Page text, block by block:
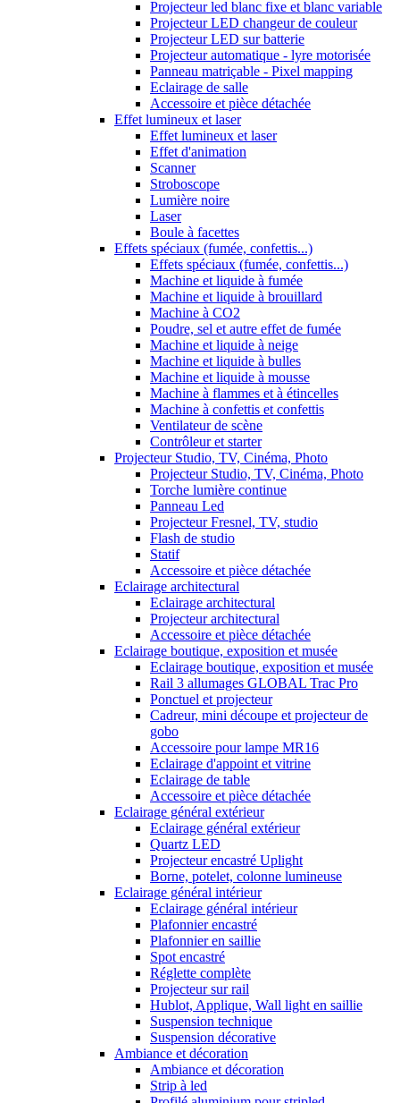
Projecteur led blanc fixe et blanc variable
Projecteur LED changeur de couleur
Projecteur LED sur batterie
Projecteur automatique - lyre motorisée
Panneau matriçable - Pixel mapping
Eclairage de salle
Accessoire et pièce détachée
Effet lumineux et laser
Effet lumineux et laser
Effet d'animation
Scanner
Stroboscope
Lumière noire
Laser
Boule à facettes
Effets spéciaux (fumée, confettis...)
Effets spéciaux (fumée, confettis...)
Machine et liquide à fumée
Machine et liquide à brouillard
Machine à CO2
Poudre, sel et autre effet de fumée
Machine et liquide à neige
Machine et liquide à bulles
Machine et liquide à mousse
Machine à flammes et à étincelles
Machine à confettis et confettis
Ventilateur de scène
Contrôleur et starter
Projecteur Studio, TV, Cinéma, Photo
Projecteur Studio, TV, Cinéma, Photo
Torche lumière continue
Panneau Led
Projecteur Fresnel, TV, studio
Flash de studio
Statif
Accessoire et pièce détachée
Eclairage architectural
Eclairage architectural
Projecteur architectural
Accessoire et pièce détachée
Eclairage boutique, exposition et musée
Eclairage boutique, exposition et musée
Rail 3 allumages GLOBAL Trac Pro
Ponctuel et projecteur
Cadreur, mini découpe et projecteur de
gobo
Accessoire pour lampe MR16
Eclairage d'appoint et vitrine
Eclairage de table
Accessoire et pièce détachée
Eclairage général extérieur
Eclairage général extérieur
Quartz LED
Projecteur encastré Uplight
Borne, potelet, colonne lumineuse
Eclairage général intérieur
Eclairage général intérieur
Plafonnier encastré
Plafonnier en saillie
Spot encastré
Réglette complète
Projecteur sur rail
Hublot, Applique, Wall light en saillie
Suspension technique
Suspension décorative
Ambiance et décoration
Ambiance et décoration
Strip à led